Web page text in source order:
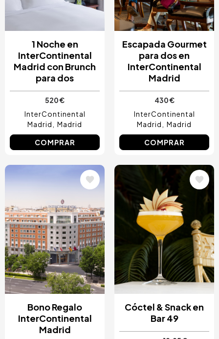
1 Noche en
InterContinental
Madrid con Brunch
para dos
520 €
InterContinental
Madrid
Madrid
COMPRAR
Escapada Gourmet
para dos en
InterContinental
Madrid
430 €
InterContinental
Madrid
Madrid
COMPRAR
Image
Bono Regalo
InterContinental
Madrid
Image
Cóctel & Snack en
Bar 49